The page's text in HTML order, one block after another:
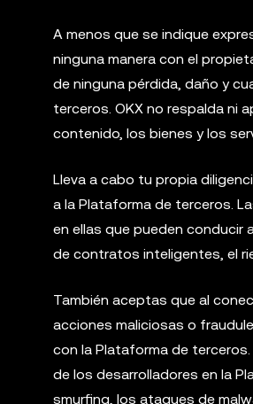
A menos que se indique
ninguna manera con el
de ninguna pérdida, daño y
terceros. OKX no respalda ni
contenido, los bienes y los
Lleva a cabo tu propia
a la Plataforma de terceros.
en ellas que pueden conducir
de contratos inteligentes, el
También aceptas que al
acciones maliciosas o
con la Plataforma de
de los desarrolladores en la
smurfing, los ataques de